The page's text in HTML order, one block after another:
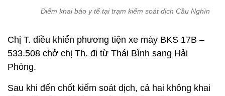
Điểm khai báo y tế tại trạm kiểm soát dịch Cầu Nghìn
Chị T. điều khiển phương tiện xe máy BKS 17B –
533.508 chở chị Th. đi từ Thái Bình sang Hải
Phòng.
Sau khi đến chốt kiểm soát dịch, cả hai không khai